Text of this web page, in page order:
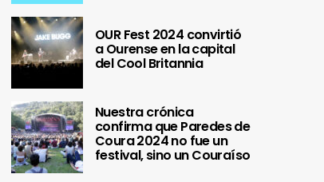
OUR Fest 2024 convirtió
a Ourense en la capital
del Cool Britannia
Nuestra crónica
confirma que Paredes de
Coura 2024 no fue un
festival, sino un Couraíso